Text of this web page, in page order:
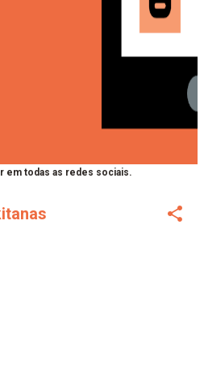
em todas as redes sociais.